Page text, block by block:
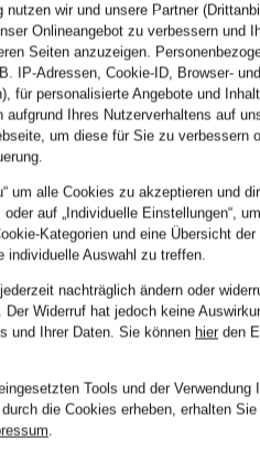
TOMMY
Piqué-
Poloshirt
nutzen wir und unsere Partner
Onlineangebot zu verbessern und
Seiten anzuzeigen.
IP-Adressen, Cookie-ID, Browser-
für personalisierte Angebote und
aufgrund Ihres Nutzerverhaltens auf
um diese für Sie zu verbessern
um alle Cookies zu akzeptieren und
auf „Individuelle Einstellungen“,
Kategorien und eine Übersicht
individuelle Auswahl zu treffen.
nachträglich ändern oder
Widerruf hat jedoch keine
und Ihrer Daten. Sie können hier den
Tools und der Verwendung
die Cookies erheben, erhalten
.